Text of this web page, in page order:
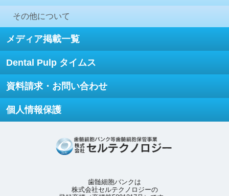
その他について
メディア掲載一覧
Dental Pulp タイムス
資料請求・お問い合わせ
個人情報保護
歯髄細胞バンクは
株式会社セルテクノロジーの